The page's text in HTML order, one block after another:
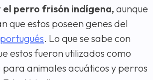
perro frisón indígena, aunque
que estos poseen genes del
. Lo que se sabe con
estos fueron utilizados como
animales acuáticos y perros